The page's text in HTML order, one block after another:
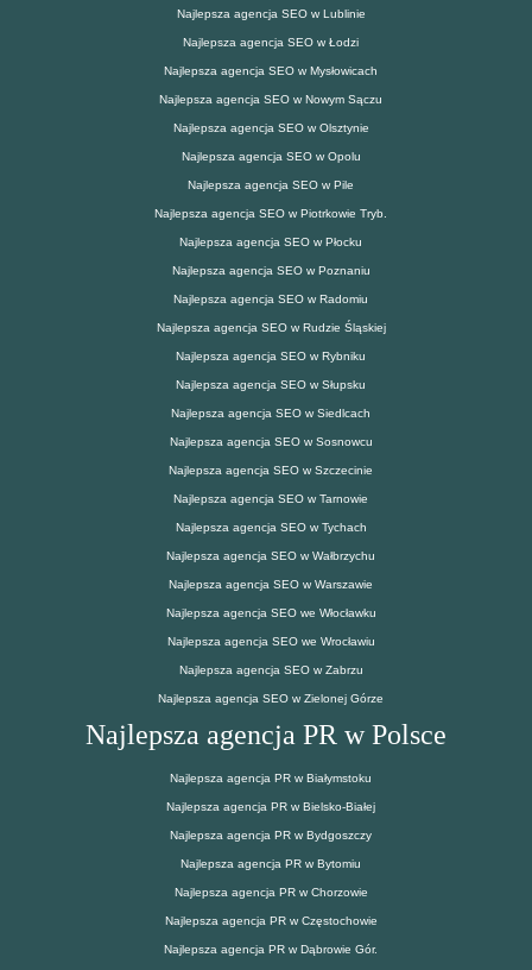
Najlepsza agencja SEO w Lublinie
Najlepsza agencja SEO w Łodzi
Najlepsza agencja SEO w Mysłowicach
Najlepsza agencja SEO w Nowym Sączu
Najlepsza agencja SEO w Olsztynie
Najlepsza agencja SEO w Opolu
Najlepsza agencja SEO w Pile
Najlepsza agencja SEO w Piotrkowie Tryb.
Najlepsza agencja SEO w Płocku
Najlepsza agencja SEO w Poznaniu
Najlepsza agencja SEO w Radomiu
Najlepsza agencja SEO w Rudzie Śląskiej
Najlepsza agencja SEO w Rybniku
Najlepsza agencja SEO w Słupsku
Najlepsza agencja SEO w Siedlcach
Najlepsza agencja SEO w Sosnowcu
Najlepsza agencja SEO w Szczecinie
Najlepsza agencja SEO w Tarnowie
Najlepsza agencja SEO w Tychach
Najlepsza agencja SEO w Wałbrzychu
Najlepsza agencja SEO w Warszawie
Najlepsza agencja SEO we Włocławku
Najlepsza agencja SEO we Wrocławiu
Najlepsza agencja SEO w Zabrzu
Najlepsza agencja SEO w Zielonej Górze
Najlepsza agencja PR w Polsce
Najlepsza agencja PR w Białymstoku
Najlepsza agencja PR w Bielsko-Białej
Najlepsza agencja PR w Bydgoszczy
Najlepsza agencja PR w Bytomiu
Najlepsza agencja PR w Chorzowie
Najlepsza agencja PR w Częstochowie
Najlepsza agencja PR w Dąbrowie Gór.